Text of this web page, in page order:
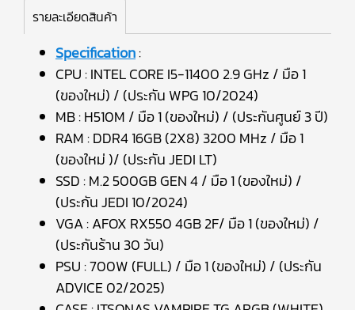
รายละเอียดสินค้า
Specification:
CPU : INTEL CORE I5-11400 2.9 GHz / มือ 1
(ของใหม่) / (ประกัน WPG 10/2024)
MB : H510M / มือ 1 (ของใหม่) / (ประกันศูนย์ 3 ปี)
RAM : DDR4 16GB (2X8) 3200 MHz / มือ 1
(ของใหม่ )/ (ประกัน JEDI LT)
SSD : M.2 500GB GEN 4 / มือ 1 (ของใหม่) /
(ประกัน JEDI 10/2024)
VGA : AFOX RX550 4GB 2F/ มือ 1 (ของใหม่) /
(ประกันร้าน 30 วัน)
PSU : 700W (FULL) / มือ 1 (ของใหม่) / (ประกัน
ADVICE 02/2025)